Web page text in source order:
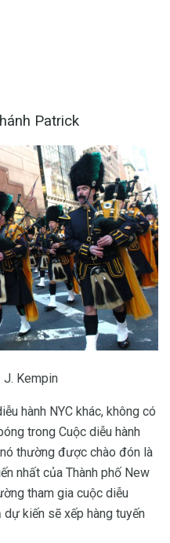
Patrick
Kempin
hành NYC khác, không có
trong Cuộc diễu hành
thường được chào đón là
nhất của Thành phố New
tham gia cuộc diễu
dự kiến ​​sẽ xếp hàng tuyến